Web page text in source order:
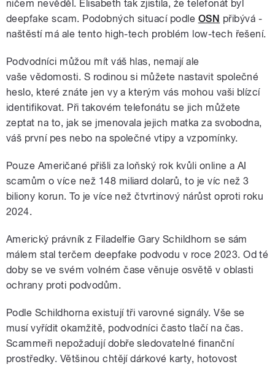
ničem nevěděl. Elisabeth tak zjistila, že telefonát byl
deepfake scam. Podobných situací podle OSN přibývá -
naštěstí má ale tento high-tech problém low-tech řešení.
Podvodníci můžou mít váš hlas, nemají ale
vaše vědomosti. S rodinou si můžete nastavit společné
heslo, které znáte jen vy a kterým vás mohou vaši blízcí
identifikovat. Při takovém telefonátu se jich můžete
zeptat na to, jak se jmenovala jejich matka za svobodna,
váš první pes nebo na společné vtipy a vzpomínky.
Pouze Američané přišli za loňský rok kvůli online a AI
scamům o více než 148 miliard dolarů, to je víc než 3
biliony korun. To je více než čtvrtinový nárůst oproti roku
2024.
Americký právník z Filadelfie Gary Schildhorn se sám
málem stal terčem deepfake podvodu v roce 2023. Od té
doby se ve svém volném čase věnuje osvětě v oblasti
ochrany proti podvodům.
Podle Schildhorna existují tři varovné signály. Vše se
musí vyřídit okamžitě, podvodníci často tlačí na čas.
Scammeři nepožadují dobře sledovatelné finanční
prostředky. Většinou chtějí dárkové karty, hotovost